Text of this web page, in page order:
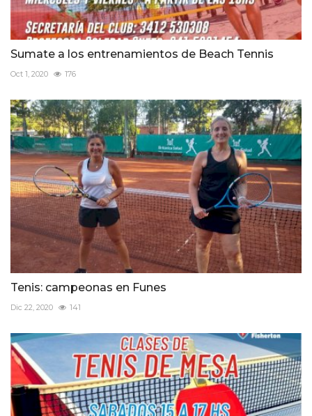
Sumate a los entrenamientos de Beach Tennis
Oct 1, 2020 176
Tenis: campeonas en Funes
Dic 22, 2020 141